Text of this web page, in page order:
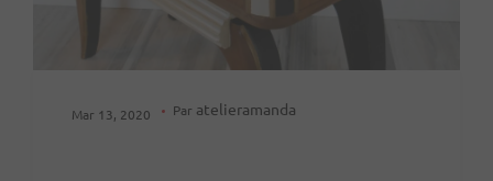
Mar 13, 2020 Par atelieramanda